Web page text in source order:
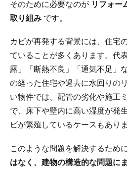
そのために必要なのが リフォー
取り組み です。
カビが再発する背景には、住宅
ていることが多くあります。代
露」「断熱不良」「通気不足」
の経った住宅や過去に水回りの
い物件では、配管の劣化や施工
で、床下や壁内に高い湿度が発
ビが繁殖しているケースもありま
このような問題を解決するため
はなく、建物の構造的な問題に